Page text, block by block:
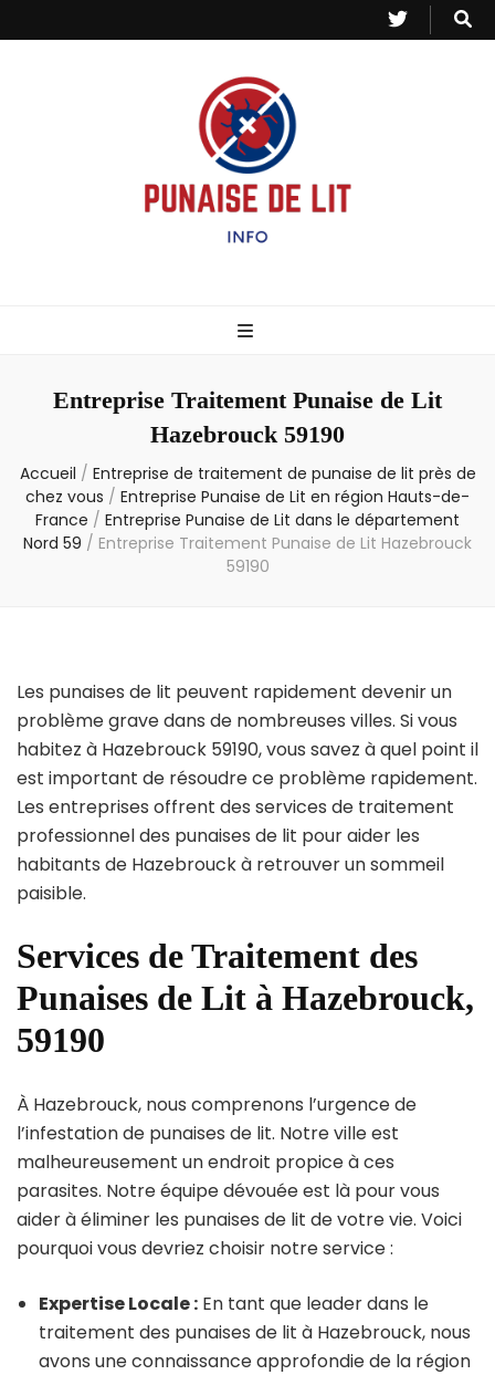
– Info
Entreprise Traitement Punaise de Lit
Hazebrouck 59190
Accueil / Entreprise de traitement de punaise de lit près de
chez vous / Entreprise Punaise de Lit en région Hauts-de-
France / Entreprise Punaise de Lit dans le département
Nord 59 / Entreprise Traitement Punaise de Lit Hazebrouck
59190
Les punaises de lit peuvent rapidement devenir un
problème grave dans de nombreuses villes. Si vous
habitez à Hazebrouck 59190, vous savez à quel point il
est important de résoudre ce problème rapidement.
Les entreprises offrent des services de traitement
professionnel des punaises de lit pour aider les
habitants de Hazebrouck à retrouver un sommeil
paisible.
Services de Traitement des
Punaises de Lit à Hazebrouck,
59190
À Hazebrouck, nous comprenons l’urgence de
l’infestation de punaises de lit. Notre ville est
malheureusement un endroit propice à ces
parasites. Notre équipe dévouée est là pour vous
aider à éliminer les punaises de lit de votre vie. Voici
pourquoi vous devriez choisir notre service :
Expertise Locale : En tant que leader dans le
traitement des punaises de lit à Hazebrouck, nous
avons une connaissance approfondie de la région